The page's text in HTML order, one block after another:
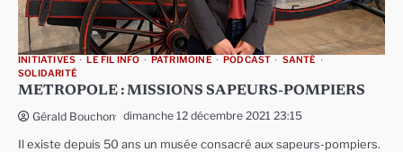
INITIATIVES LE FIL INFO PATRIMOINE PODCAST
SANTÉ
SOLIDARITÉ
METROPOLE : MISSIONS SAPEURS-POMPIERS
Gérald Bouchon dimanche 12 décembre 2021 23:15
Il existe depuis 50 ans un musée consacré aux sapeurs-pompiers.